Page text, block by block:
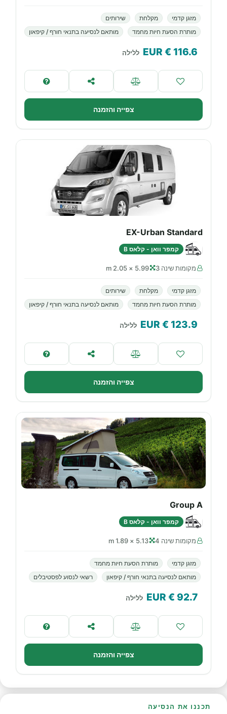
מזגן קדמי מקלחת
שירותים
מותרת הסעת חיות מחמד
מותאם לנסיעה בתנאי חורף / קיפאון
116.6
€ EUR ללילה
צפייה והזמנה
EX-Urban Standard
קמפר וואן - קלאס B
מקומות שינה 3 5.99 × 2.05 m
מזגן קדמי מקלחת
שירותים
מותרת הסעת חיות מחמד
מותאם לנסיעה בתנאי חורף / קיפאון
123.9
€ EUR ללילה
צפייה והזמנה
Group A
קמפר וואן - קלאס B
מקומות שינה 4 5.13 × 1.89 m
מזגן קדמי
מותרת הסעת חיות מחמד
מותאם לנסיעה בתנאי חורף / קיפאון
רשאי לנסוע לפסטיבלים
92.7
€ EUR ללילה
צפייה והזמנה
תכננו את הנסיעה